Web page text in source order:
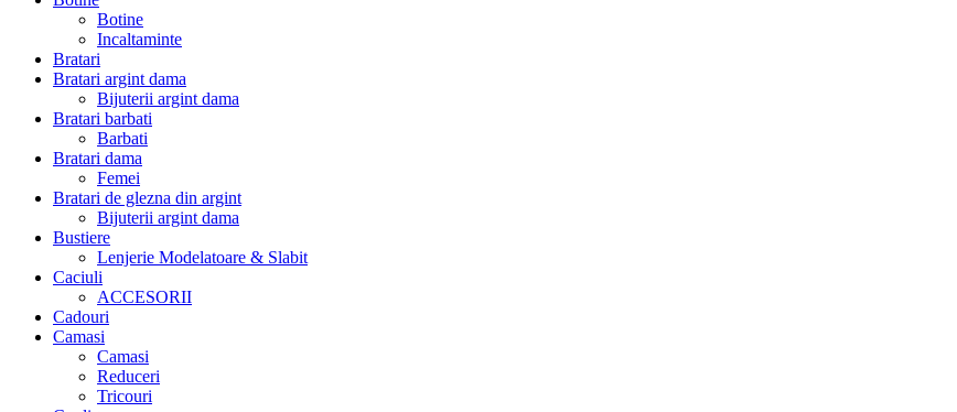
Botine
Incaltaminte
Bratari
Bratari argint dama
Bijuterii argint dama
Bratari barbati
Barbati
Bratari dama
Femei
Bratari de glezna din argint
Bijuterii argint dama
Bustiere
Lenjerie Modelatoare & Slabit
Caciuli
ACCESORII
Cadouri
Camasi
Camasi
Reduceri
Tricouri